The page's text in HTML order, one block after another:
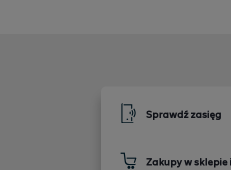
Sprawdź zasięg
Zakupy w